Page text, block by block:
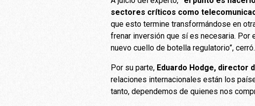
sectores críticos como
que esto termine transformándose en
frenar inversión que sí es necesaria. Por
nuevo cuello de botella regulatorio”, cerró.
Por su parte, Eduardo Hodge, director
relaciones internacionales están los
tanto, dependemos de quienes nos